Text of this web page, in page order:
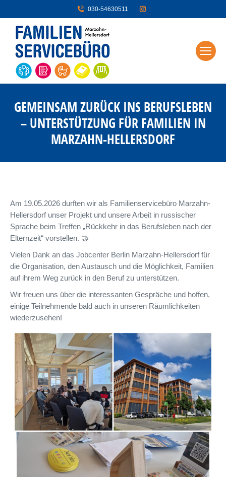
030-54630511
GEMEINSAM ZURÜCK INS BERUFSLEBEN
– UNTERSTÜTZUNG FÜR FAMILIEN IN
MARZAHN-HELLERSDORF
Am 19.05.2026 durften wir als Familienservicebüro Marzahn-
Hellersdorf unser Projekt und unsere Arbeit in russischer
Sprache beim Treffen „Rückkehr in das Berufsleben nach der
Elternzeit“ vorstellen. 🤝
Vielen Dank an das Jobcenter Berlin Marzahn-Hellersdorf für
die Organisation, den Austausch und die Möglichkeit, Familien
auf ihrem Weg zurück in den Beruf zu unterstützen.
Wir freuen uns über die interessanten Gespräche und hoffen,
einige Teilnehmende bald auch in unseren Räumlichkeiten
wiederzusehen!